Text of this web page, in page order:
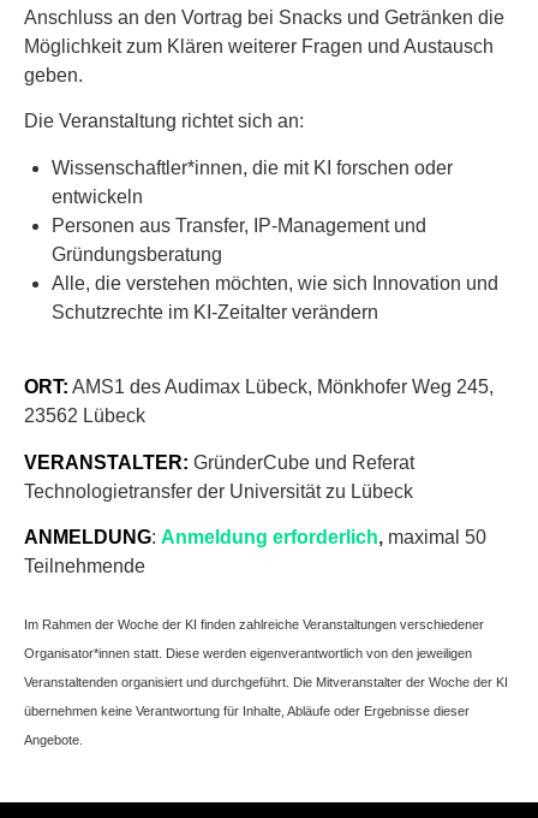
Anschluss an den Vortrag bei Snacks und Getränken die
Möglichkeit zum Klären weiterer Fragen und Austausch
geben.
Die Veranstaltung richtet sich an:
Wissenschaftler*innen, die mit KI forschen oder
entwickeln
Personen aus Transfer, IP-Management und
Gründungsberatung
Alle, die verstehen möchten, wie sich Innovation und
Schutzrechte im KI-Zeitalter verändern
ORT: AMS1 des Audimax Lübeck, Mönkhofer Weg 245,
23562 Lübeck
VERANSTALTER: GründerCube und Referat
Technologietransfer der Universität zu Lübeck
ANMELDUNG: Anmeldung erforderlich, maximal 50
Teilnehmende
Im Rahmen der Woche der KI finden zahlreiche Veranstaltungen verschiedener
Organisator*innen statt. Diese werden eigenverantwortlich von den jeweiligen
Veranstaltenden organisiert und durchgeführt. Die Mitveranstalter der Woche der KI
übernehmen keine Verantwortung für Inhalte, Abläufe oder Ergebnisse dieser
Angebote.